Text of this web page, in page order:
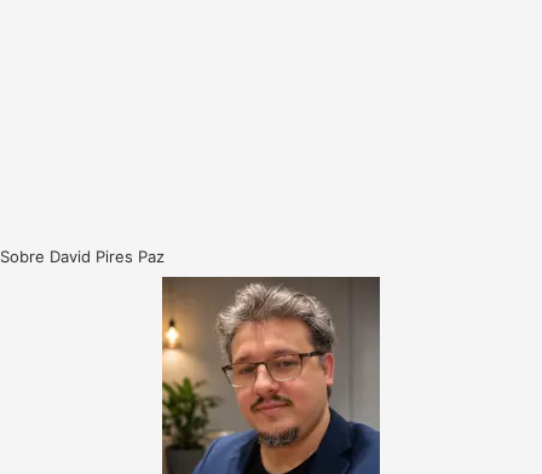
Sobre David Pires Paz